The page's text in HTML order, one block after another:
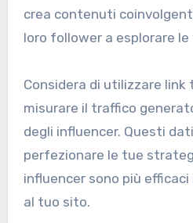
crea contenuti
loro follower a esplorare
Considera di utilizzare link
misurare il traffico
degli influencer. Questi
perfezionare le tue
influencer sono più
al tuo sito.